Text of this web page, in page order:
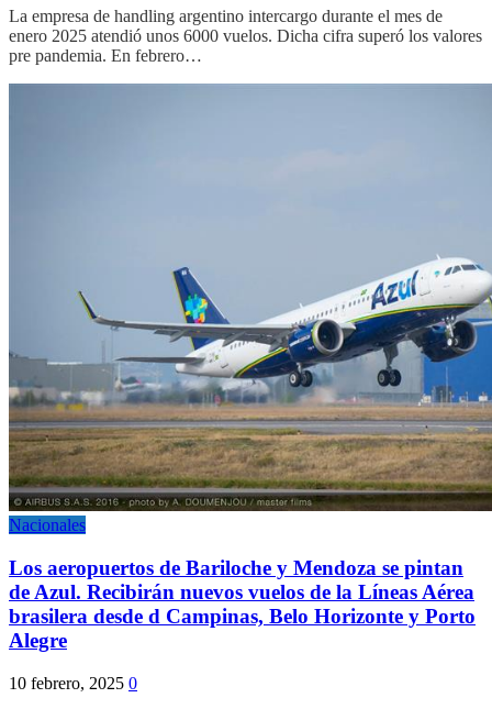
La empresa de handling argentino intercargo durante el mes de
enero 2025 atendió unos 6000 vuelos. Dicha cifra superó los valores
pre pandemia. En febrero…
Nacionales
Los aeropuertos de Bariloche y Mendoza se pintan
de Azul. Recibirán nuevos vuelos de la Líneas Aérea
brasilera desde d Campinas, Belo Horizonte y Porto
Alegre
10 febrero, 2025 0